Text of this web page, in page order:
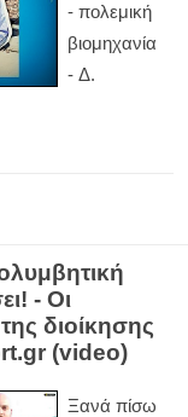
- πολεμική
βιομηχανία
- Δ.
- Οι
διοίκησης
(video)
Ξανά πίσω